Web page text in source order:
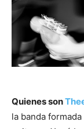
Quienes son
la banda